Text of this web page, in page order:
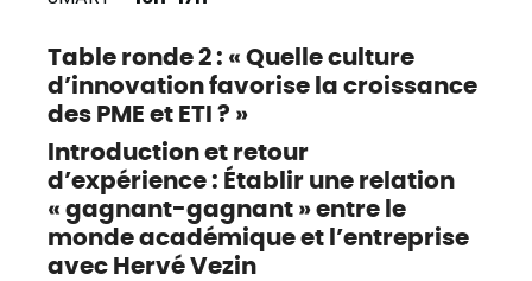
Table ronde 2 : « Quelle culture
d’innovation favorise la croissance
des PME et ETI ? »
Introduction et retour
d’expérience : Établir une relation
« gagnant-gagnant » entre le
monde académique et l’entreprise
avec Hervé Vezin